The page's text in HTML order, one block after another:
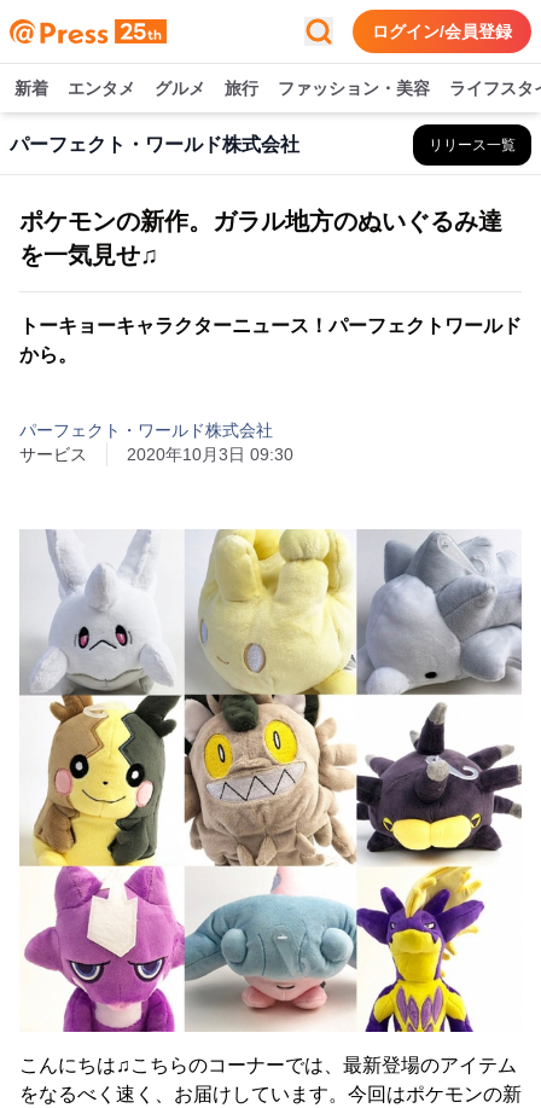
ログイン/会員登録
新着 エンタメ グルメ 旅行 ファッション・美容 ライフスタ
パーフェクト・ワールド株式会社 リリース一覧
ポケモンの新作。ガラル地方のぬいぐるみ達
を一気見せ♫
トーキョーキャラクターニュース！パーフェクトワールド
から。
パーフェクト・ワールド株式会社
サービス
2020年10月3日 09:30
こんにちは♫こちらのコーナーでは、最新登場のアイテム
をなるべく速く、お届けしています。今回はポケモンの新